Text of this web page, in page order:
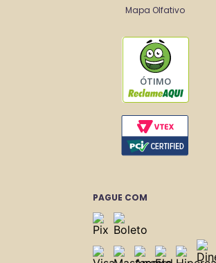
Mapa Olfativo
ÓTIMO
PAGUE COM